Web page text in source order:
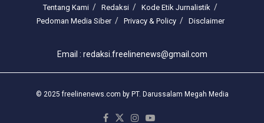
Tentang Kami Redaksi
Kode Etik Jurnalistik
Pedoman Media Siber
Privacy & Policy Disclaimer
Email : redaksi.freelinenews@gmail.com
© 2025 freelinenews.com by PT. Darussalam Megah Media